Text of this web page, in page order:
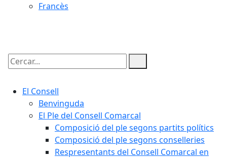
Francès
Cercar:
El Consell
Benvinguda
El Ple del Consell Comarcal
Composició del ple segons partits polítics
Composició del ple segons conselleries
Respresentants del Consell Comarcal en